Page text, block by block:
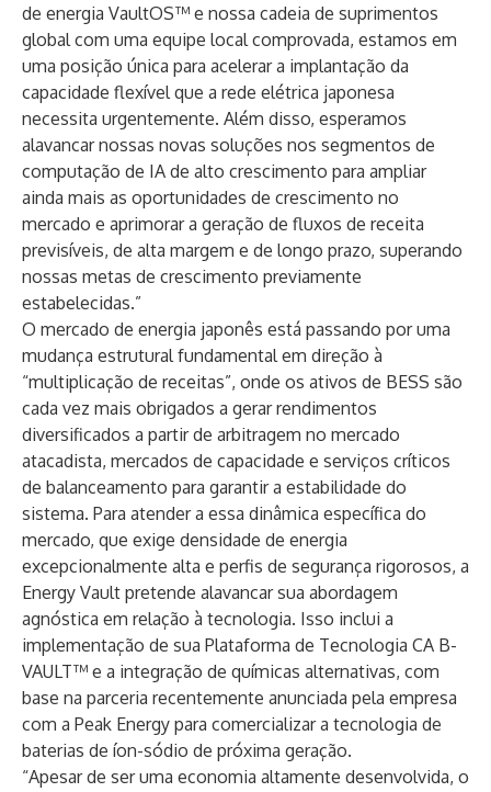
de energia VaultOS™ e nossa cadeia de suprimentos
global com uma equipe local comprovada, estamos em
uma posição única para acelerar a implantação da
capacidade flexível que a rede elétrica japonesa
necessita urgentemente. Além disso, esperamos
alavancar nossas novas soluções nos segmentos de
computação de IA de alto crescimento para ampliar
ainda mais as oportunidades de crescimento no
mercado e aprimorar a geração de fluxos de receita
previsíveis, de alta margem e de longo prazo, superando
nossas metas de crescimento previamente
estabelecidas.”
O mercado de energia japonês está passando por uma
mudança estrutural fundamental em direção à
“multiplicação de receitas”, onde os ativos de BESS são
cada vez mais obrigados a gerar rendimentos
diversificados a partir de arbitragem no mercado
atacadista, mercados de capacidade e serviços críticos
de balanceamento para garantir a estabilidade do
sistema. Para atender a essa dinâmica específica do
mercado, que exige densidade de energia
excepcionalmente alta e perfis de segurança rigorosos, a
Energy Vault pretende alavancar sua abordagem
agnóstica em relação à tecnologia. Isso inclui a
implementação de sua Plataforma de Tecnologia CA B-
VAULT™ e a integração de químicas alternativas, com
base na parceria recentemente anunciada pela empresa
com a Peak Energy para comercializar a tecnologia de
baterias de íon-sódio de próxima geração.
“Apesar de ser uma economia altamente desenvolvida, o